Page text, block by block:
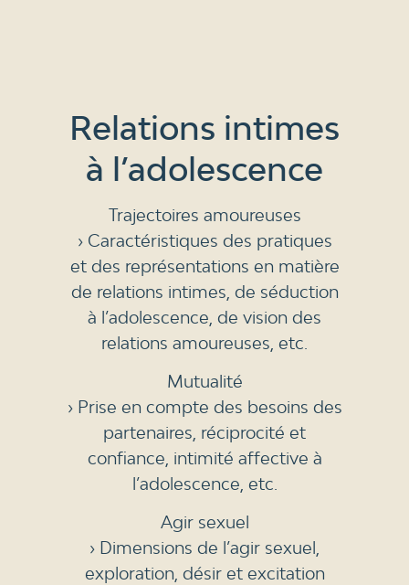
Relations intimes
à l’adolescence
Trajectoires amoureuses
› Caractéristiques des pratiques
et des représentations en matière
de relations intimes, de séduction
à l’adolescence, de vision des
relations amoureuses, etc.
Mutualité
› Prise en compte des besoins des
partenaires, réciprocité et
confiance, intimité affective à
l’adolescence, etc.
Agir sexuel
› Dimensions de l’agir sexuel,
exploration, désir et excitation